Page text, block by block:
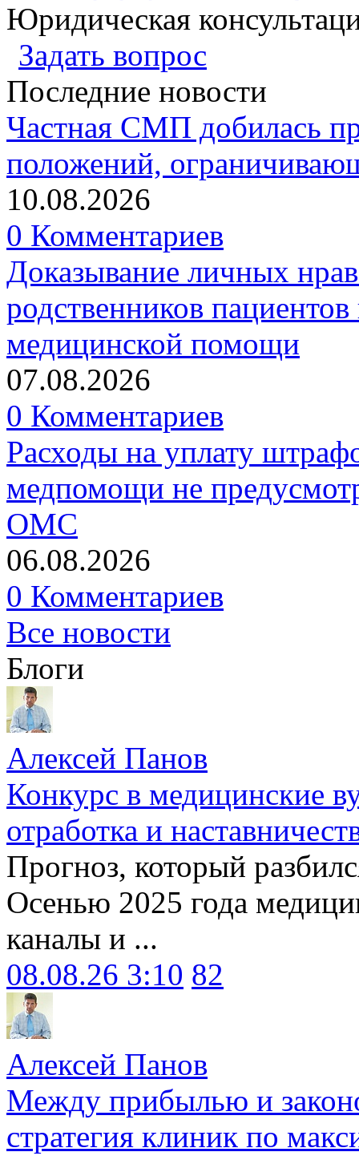
Юридическая
Задать вопрос
Последние новости
Частная СМП добилась
положений,
10.08.2026
0 Комментариев
Доказывание личных
родственников
медицинской помощи
07.08.2026
0 Комментариев
Расходы на уплату
медпомощи не
ОМС
06.08.2026
0 Комментариев
Все новости
Блоги
Алексей Панов
Конкурс в медицинские
отработка и
Прогноз, который
Осенью 2025 года
каналы и ...
08.08.26 3:10 82
Алексей Панов
Между прибылью и
стратегия клиник по